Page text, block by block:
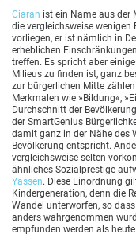
Ciaran ist ein Name aus der
die vergleichsweise
vorliegen, er ist nämlich in
erheblichen
treffen. Es spricht aber
Milieus zu finden ist, ganz
zur bürgerlichen Mitte
Merkmalen wie »Bildung«,
Durchschnitt der
der SmartGenius
damit ganz in der Nähe des
Bevölkerung entspricht.
vergleichsweise selten
ähnliches Sozialprestige
Yassen. Diese Einordnung
Kindergeneration, denn die
Wandel unterworfen, so
anders wahrgenommen
empfunden werden als heute.